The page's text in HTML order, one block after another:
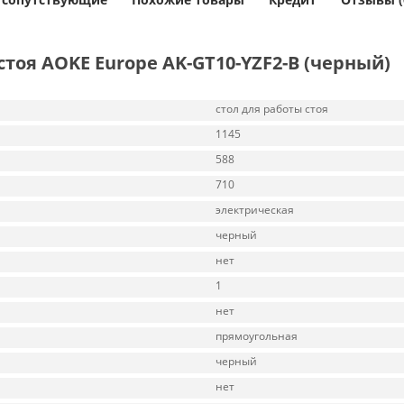
AOKE Europe AK-GT10-YZF2-B (черный)
стол для работы стоя
1145
588
710
электрическая
черный
нет
1
нет
прямоугольная
черный
нет